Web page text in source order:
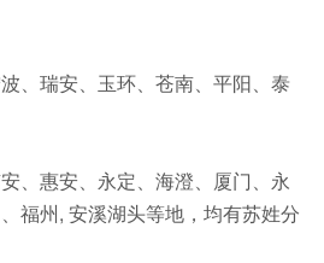
、瑞安、玉环、苍南、平阳、泰
、惠安、永定、海澄、厦门、永
福州, 安溪湖头等地，均有苏姓分